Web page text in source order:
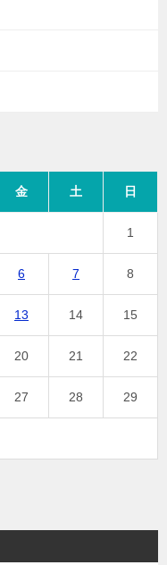
金 土 日
1
6 7 8
13 14 15
20 21 22
27 28 29